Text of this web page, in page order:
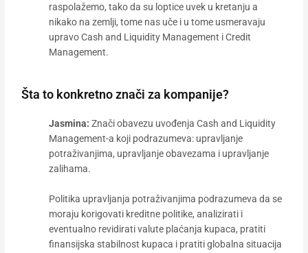
raspolažemo, tako da su loptice uvek u kretanju a
nikako na zemlji, tome nas uče i u tome usmeravaju
upravo Cash and Liquidity Management i Credit
Management.
Šta to konkretno znači za kompanije?
Jasmina: Znači obavezu uvođenja Cash and Liquidity
Management-a koji podrazumeva: upravljanje
potraživanjima, upravljanje obavezama i upravljanje
zalihama.
Politika upravljanja potraživanjima podrazumeva da se
moraju korigovati kreditne politike, analizirati i
eventualno revidirati valute plaćanja kupaca, pratiti
finansijska stabilnost kupaca i pratiti globalna situacija